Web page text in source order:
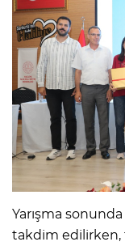
Yarışma
takdim edilirken,